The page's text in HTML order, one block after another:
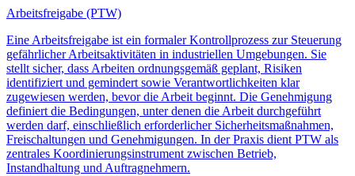
Arbeitsfreigabe (PTW)
Eine Arbeitsfreigabe ist ein formaler Kontrollprozess zur Steuerung
gefährlicher Arbeitsaktivitäten in industriellen Umgebungen. Sie
stellt sicher, dass Arbeiten ordnungsgemäß geplant, Risiken
identifiziert und gemindert sowie Verantwortlichkeiten klar
zugewiesen werden, bevor die Arbeit beginnt. Die Genehmigung
definiert die Bedingungen, unter denen die Arbeit durchgeführt
werden darf, einschließlich erforderlicher Sicherheitsmaßnahmen,
Freischaltungen und Genehmigungen. In der Praxis dient PTW als
zentrales Koordinierungsinstrument zwischen Betrieb,
Instandhaltung und Auftragnehmern.